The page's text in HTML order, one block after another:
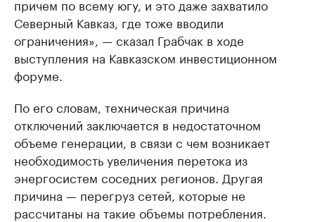
причем по всему югу, и это даже захватило
Северный Кавказ, где тоже вводили
ограничения», — сказал Грабчак в ходе
выступления на Кавказском инвестиционном
форуме.
По его словам, техническая причина
отключений заключается в недостаточном
объеме генерации, в связи с чем возникает
необходимость увеличения перетока из
энергосистем соседних регионов. Другая
причина — перегруз сетей, которые не
рассчитаны на такие объемы потребления.